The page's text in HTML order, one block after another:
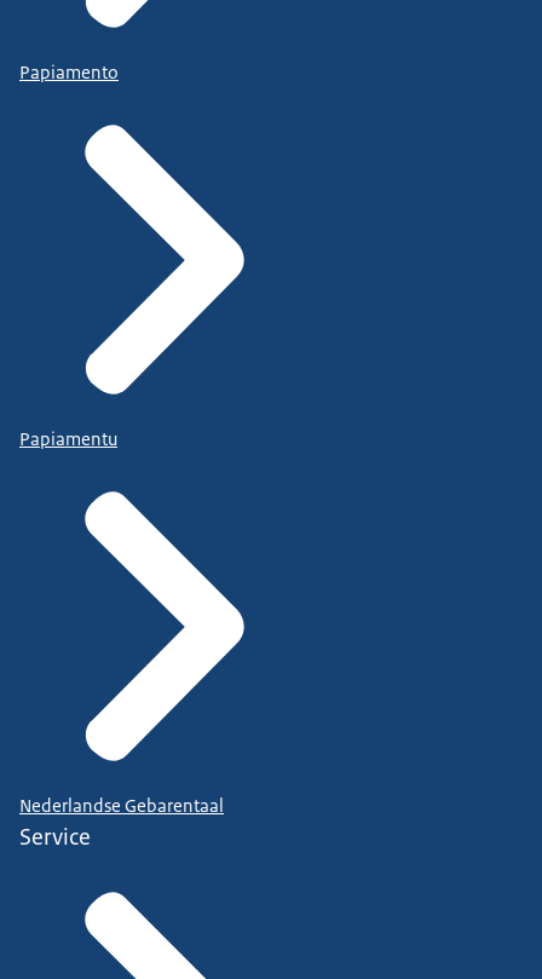
Papiamento
Papiamentu
Nederlandse Gebarentaal
Service